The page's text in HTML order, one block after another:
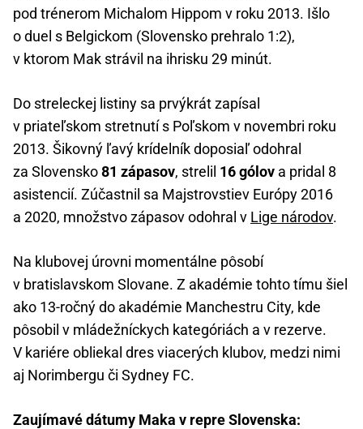
pod trénerom Michalom Hippom v roku 2013. Išlo
o duel s Belgickom (Slovensko prehralo 1:2),
v ktorom Mak strávil na ihrisku 29 minút.
Do streleckej listiny sa prvýkrát zapísal
v priateľskom stretnutí s Poľskom v novembri roku
2013. Šikovný ľavý krídelník doposiaľ odohral
za Slovensko81 zápasov, strelil 16 gólov a pridal 8
asistencií. Zúčastnil sa Majstrovstiev Európy 2016
a 2020, množstvo zápasov odohral v Lige národov.
Na klubovej úrovni momentálne pôsobí
v bratislavskom Slovane. Z akadémie tohto tímu šiel
ako 13-ročný do akadémie Manchestru City, kde
pôsobil v mládežníckych kategóriách a v rezerve.
V kariére obliekal dres viacerých klubov, medzi nimi
aj Norimbergu či Sydney FC.
Zaujímavé dátumy Maka v repre Slovenska: